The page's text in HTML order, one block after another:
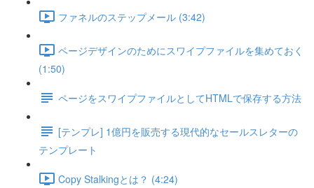
ファネルのステップメール (3:42)
ページデザインのためにスワイプファイルを集めておく
(1:50)
ページをスワイプファイルとしてHTMLで保存する方法
[テンプレ] 1億円を販売する現代的なセールスレターの
テンプレート
Copy Stalkingとは？ (4:24)